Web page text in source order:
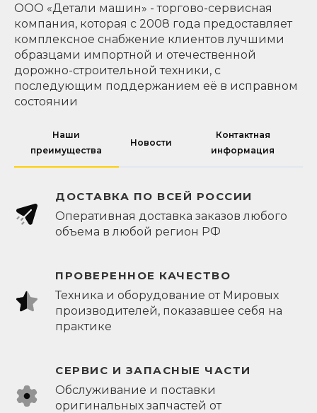
ООО «Детали машин» - торгово-сервисная
компания, которая с 2008 года предоставляет
комплексное снабжение клиентов лучшими
образцами импортной и отечественной
дорожно-строительной техники, с
последующим поддержанием её в исправном
состоянии
Наши
преимущества
Новости
Контактная
информация
ДОСТАВКА ПО ВСЕЙ РОССИИ
Оперативная доставка заказов любого
объема в любой регион РФ
ПРОВЕРЕННОЕ КАЧЕСТВО
Техника и оборудование от Мировых
производителей, показавшее себя на
практике
СЕРВИС И ЗАПАСНЫЕ ЧАСТИ
Обслуживание и поставки
оригинальных запчастей от